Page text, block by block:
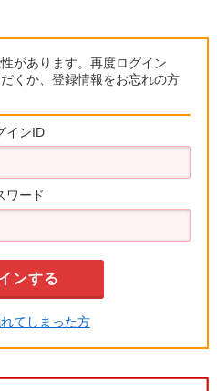
があります。再度ログイン
くか、登録情報をお忘れの方
インID
ワード
てしまった方